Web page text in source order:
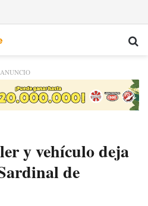
ANUNCIO
y vehículo deja
de